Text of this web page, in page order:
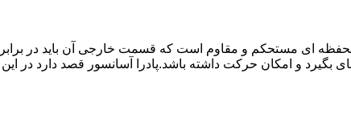
ای مستحکم و مقاوم است که قسمت خارجی آن باید در
و امکان حرکت داشته باشد.پادرا آسانسور قصد دارد در